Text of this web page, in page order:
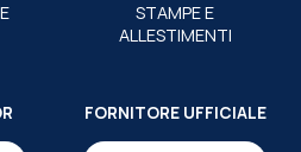
STAMPE E
ALLESTIMENTI
FORNITORE UFFICIALE